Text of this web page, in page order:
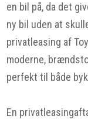
en bil på, da det
ny bil uden at
privatleasing af
moderne,
perfekt til både
En